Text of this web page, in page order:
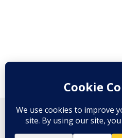
© 2026 Portraits aus